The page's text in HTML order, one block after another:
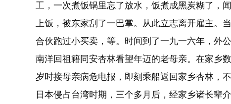
工，一次煮饭锅里忘了放水，饭煮成黑炭糊了，
上饭，被东家刮了一巴掌。从此立志离开雇主。
合伙跑过小买卖，等。时间到了一九一六年，外
南洋回祖籍同安杏林看望年迈的老母亲。在家乡
岁时接母亲病危电报，即刻乘船返回家乡杏林，
日本侵占台湾时期，三个多月后，经家乡诸长辈